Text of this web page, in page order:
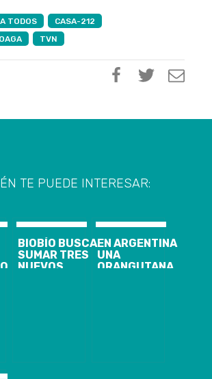
TODOS
CASA-212
TVN
TE PUEDE INTERESAR:
BIOBÍO BUSCA
SUMAR TRES
NUEVOS
EN ARGENTINA
UNA
ORANGUTANA